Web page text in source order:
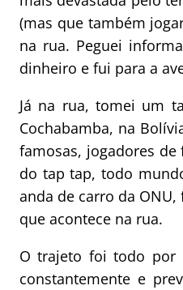
(mas que também
na rua. Peguei
dinheiro e fui para a
Já na rua, tomei um
Cochabamba, na
famosas, jogadores
do tap tap, todo
anda de carro da
que acontece na rua.
O trajeto foi todo por
constantemente e